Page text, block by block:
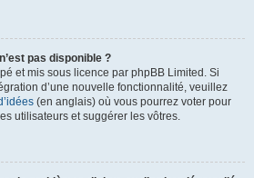
pas disponible ?
et mis sous licence par phpBB Limited. Si
d’une nouvelle fonctionnalité, veuillez
(en anglais) où vous pourrez voter pour
utilisateurs et suggérer les vôtres.